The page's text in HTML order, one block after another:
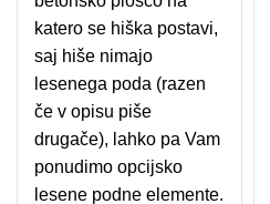
katero se hiška postavi,
saj hiše nimajo
lesenega poda (razen
če v opisu piše
drugače), lahko pa Vam
ponudimo opcijsko
lesene podne elemente.